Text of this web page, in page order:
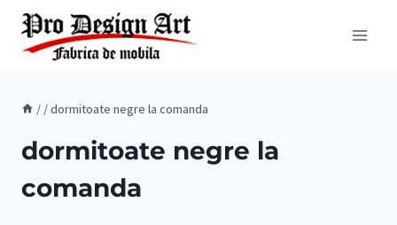
Skip
content
/ /dormitoate negre la comanda
dormitoate negre la
comanda